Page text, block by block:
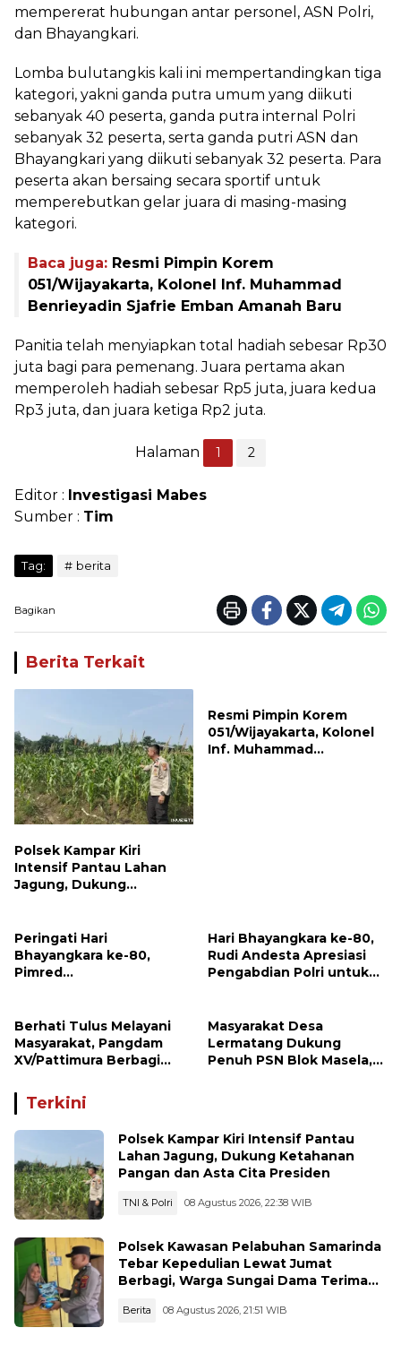
mempererat hubungan antar personel, ASN Polri,
dan Bhayangkari.
Lomba bulutangkis kali ini mempertandingkan tiga
kategori, yakni ganda putra umum yang diikuti
sebanyak 40 peserta, ganda putra internal Polri
sebanyak 32 peserta, serta ganda putri ASN dan
Bhayangkari yang diikuti sebanyak 32 peserta. Para
peserta akan bersaing secara sportif untuk
memperebutkan gelar juara di masing-masing
kategori.
Baca juga: Resmi Pimpin Korem
051/Wijayakarta, Kolonel Inf. Muhammad
Benrieyadin Sjafrie Emban Amanah Baru
Panitia telah menyiapkan total hadiah sebesar Rp30
juta bagi para pemenang. Juara pertama akan
memperoleh hadiah sebesar Rp5 juta, juara kedua
Rp3 juta, dan juara ketiga Rp2 juta.
Halaman 1 2
Editor : Investigasi Mabes
Sumber : Tim
Tag: berita
Bagikan
Berita Terkait
Polsek Kampar Kiri
Intensif Pantau Lahan
Jagung, Dukung
Resmi Pimpin Korem
051/Wijayakarta, Kolonel
Inf. Muhammad
Peringati Hari
Bhayangkara ke-80,
Pimred
Apresiasi dan Ucapan
Selamat kepada Kapolres
Sijunjung
Hari Bhayangkara ke-80,
Rudi Andesta Apresiasi
Pengabdian Polri untuk
Berhati Tulus Melayani
Masyarakat, Pangdam
XV/Pattimura Berbagi
Kue di Desa Lermatang
Masyarakat Desa
Lermatang Dukung
Penuh PSN Blok Masela,
Terkini
Polsek Kampar Kiri Intensif Pantau
Lahan Jagung, Dukung Ketahanan
Pangan dan Asta Cita Presiden
TNI & Polri 08 Agustus 2026, 22:38 WIB
Polsek Kawasan Pelabuhan Samarinda
Tebar Kepedulian Lewat Jumat
Berbagi, Warga Sungai Dama Terima
Berita 08 Agustus 2026, 21:51 WIB